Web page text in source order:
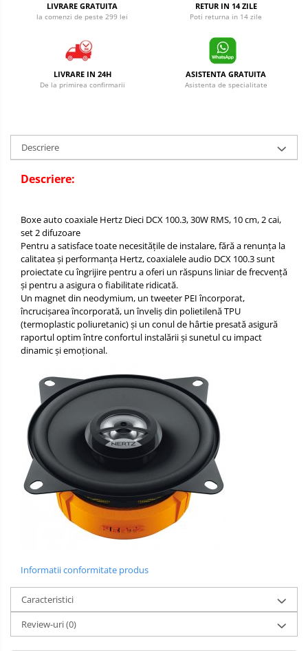
LIVRARE GRATUITA
la comenzi de peste 299 lei
RETUR IN 14 ZILE
Poti returna in 14 zile
LIVRARE IN 24H
De la primirea confirmarii
ASISTENTA GRATUITA
Asistenta de specialitate
Descriere
Descriere:
Boxe auto coaxiale Hertz Dieci DCX 100.3, 30W RMS, 10 cm, 2 cai,
set 2 difuzoare
Pentru a satisface toate necesitățile de instalare, fără a renunța la
calitatea și performanța Hertz, coaxialele audio DCX 100.3 sunt
proiectate cu îngrijire pentru a oferi un răspuns liniar de frecvență
și pentru a asigura o fiabilitate ridicată.
Un magnet din neodymium, un tweeter PEI încorporat,
încrucișarea încorporată, un înveliș din polietilenă TPU
(termoplastic poliuretanic) și un conul de hârtie presată asigură
raportul optim între confortul instalării și sunetul cu impact
dinamic și emoțional.
Informatii conformitate produs
Caracteristici
Review-uri(0)